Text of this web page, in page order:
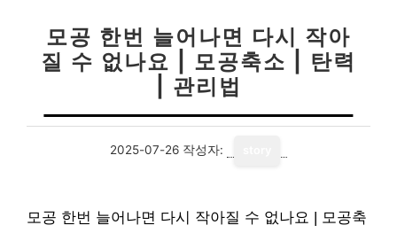
모공 한번 늘어나면 다시 작아
질 수 없나요 | 모공축소 | 탄력
| 관리법
2025-07-26 작성자:
모공 한번 늘어나면 다시 작아질 수 없나요 | 모공축